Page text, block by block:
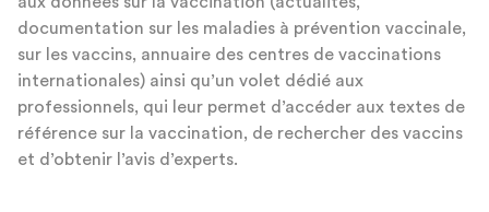
documentation sur les maladies à prévention vaccinale,
sur les vaccins, annuaire des centres de vaccinations
internationales) ainsi qu’un volet dédié aux
professionnels, qui leur permet d’accéder aux textes de
référence sur la vaccination, de rechercher des vaccins
et d’obtenir l’avis d’experts.